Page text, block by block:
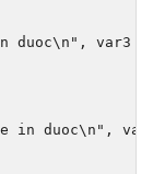
duoc\n" , var3
in duoc\n" ,